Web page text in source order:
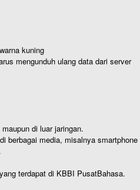
kuning
mengunduh ulang data dari server
di luar jaringan.
berbagai media, misalnya
terdapat di KBBI PusatBahasa.